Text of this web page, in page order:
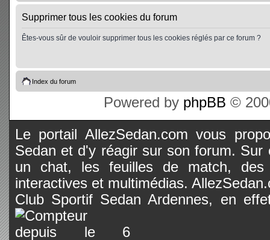
Supprimer tous les cookies du forum
Êtes-vous sûr de vouloir supprimer tous les cookies réglés par ce forum ?
Index du forum
Powered by phpBB ©
Le portail AllezSedan.com vous
Sedan et d'y réagir sur son forum.
un chat, les feuilles de match, des
interactives et multimédias.
Club Sportif Sedan Ardennes, en